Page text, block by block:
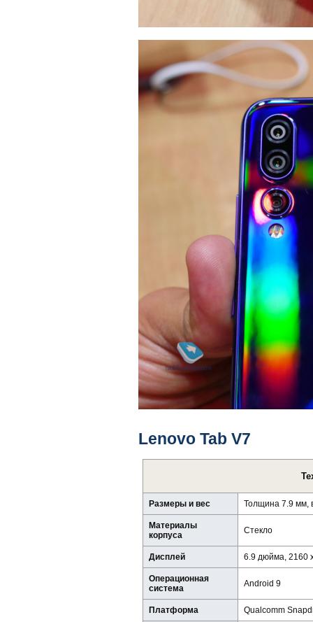
Lenovo Tab V7
Размеры и вес Толщина 7.9 мм,
Материалы
корпуса
Стекло
Дисплей 6.9 дюйма, 2160
Операционная
система
Android 9
Платформа Qualcomm